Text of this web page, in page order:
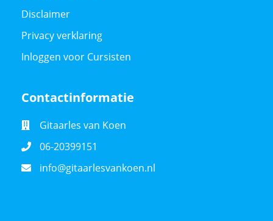
Disclaimer
Privacy verklaring
Inloggen voor Cursisten
Contactinformatie
Gitaarles van Koen
06-20399151
info@gitaarlesvankoen.nl